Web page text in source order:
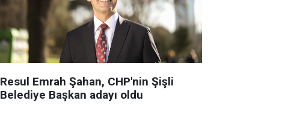
Resul Emrah Şahan, CHP'nin Şişli
Belediye Başkan adayı oldu